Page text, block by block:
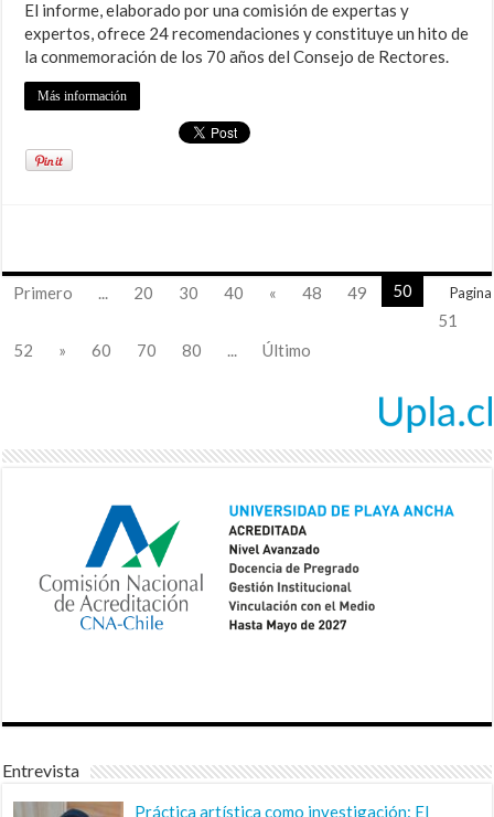
El informe, elaborado por una comisión de expertas y
expertos, ofrece 24 recomendaciones y constituye un hito de
la conmemoración de los 70 años del Consejo de Rectores.
Más información
Pagina
Primero ... 20 30 40 « 48 49
50
51
52
» 60 70 80 ... Último
Entrevista
Práctica artística como investigación: El